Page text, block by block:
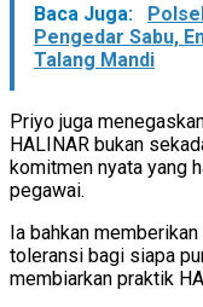
Baca Juga:
Pengedar Sabu,
Talang Mandi
Priyo juga
HALINAR bukan
komitmen nyata yang
pegawai.
Ia bahkan
toleransi bagi siapa
membiarkan praktik